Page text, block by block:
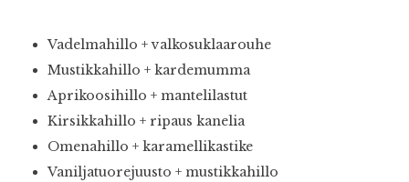
Vadelmahillo + valkosuklaarouhe
Mustikkahillo + kardemumma
Aprikoosihillo + mantelilastut
Kirsikkahillo + ripaus kanelia
Omenahillo + karamellikastike
Vaniljatuorejuusto + mustikkahillo